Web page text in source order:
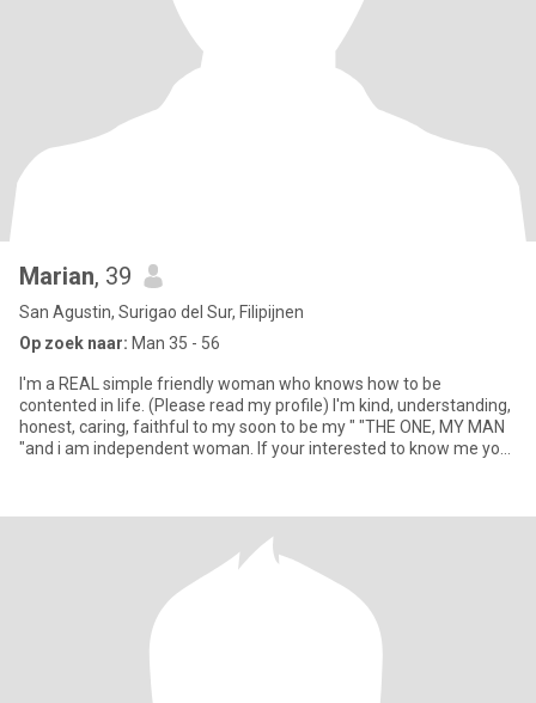
Marian, 39
San Agustin, Surigao del Sur, Filipijnen
Op zoek naar: Man 35 - 56
I'm a REAL simple friendly woman who knows how to be
contented in life. (Please read my profile) I'm kind, understanding,
honest, caring, faithful to my soon to be my " "THE ONE, MY MAN
"and i am independent woman. If your interested to know me you